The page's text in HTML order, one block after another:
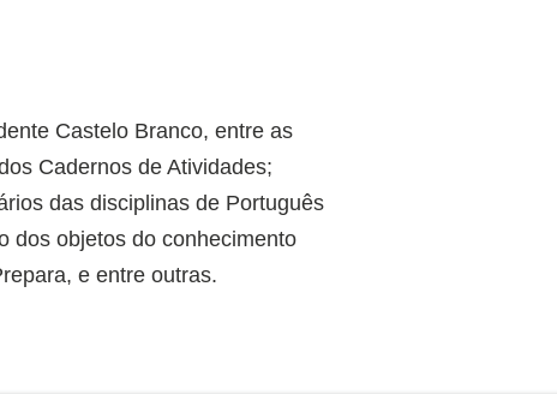
Castelo Branco, entre as
Cadernos de Atividades;
das disciplinas de Português
dos objetos do conhecimento
e entre outras.